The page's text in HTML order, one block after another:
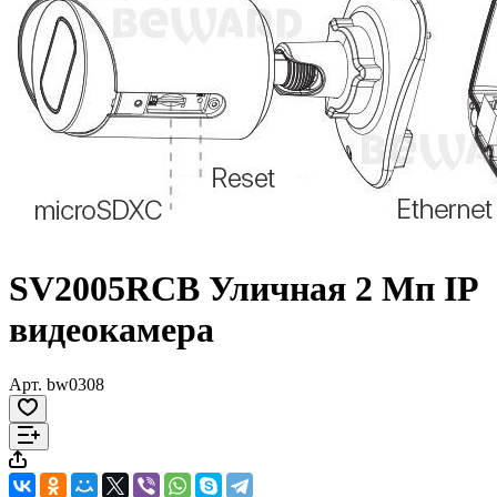
SV2005RCB Уличная 2 Мп IP
видеокамера
Арт. bw0308